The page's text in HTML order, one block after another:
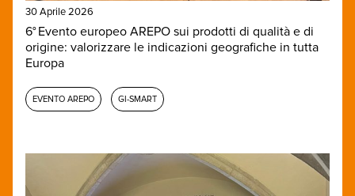
30 Aprile 2026
6° Evento europeo AREPO sui prodotti di qualità e di
origine: valorizzare le indicazioni geografiche in tutta
Europa
EVENTO AREPO GI-SMART